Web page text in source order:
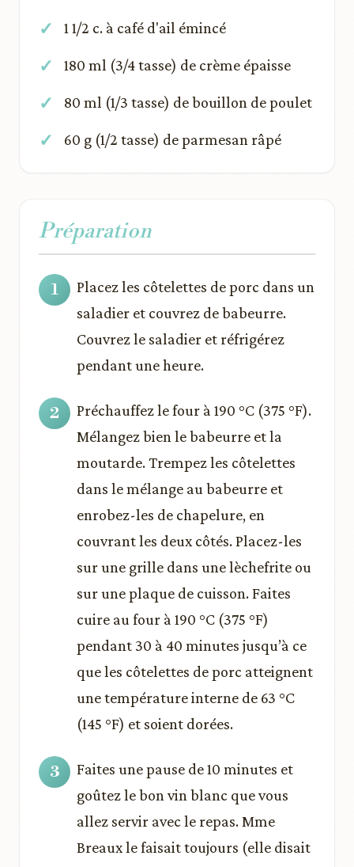
1 1/2 c. à café d'ail émincé
180 ml (3/4 tasse) de crème épaisse
80 ml (1/3 tasse) de bouillon de poulet
60 g (1/2 tasse) de parmesan râpé
Préparation
Placez les côtelettes de porc dans un
saladier et couvrez de babeurre.
Couvrez le saladier et réfrigérez
pendant une heure.
Préchauffez le four à 190 °C (375 °F).
Mélangez bien le babeurre et la
moutarde. Trempez les côtelettes
dans le mélange au babeurre et
enrobez-les de chapelure, en
couvrant les deux côtés. Placez-les
sur une grille dans une lèchefrite ou
sur une plaque de cuisson. Faites
cuire au four à 190 °C (375 °F)
pendant 30 à 40 minutes jusqu’à ce
que les côtelettes de porc atteignent
une température interne de 63 °C
(145 °F) et soient dorées.
Faites une pause de 10 minutes et
goûtez le bon vin blanc que vous
allez servir avec le repas. Mme
Breaux le faisait toujours (elle disait